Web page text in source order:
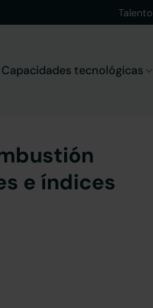
Talento
Capacidades tecnológicas
e índices